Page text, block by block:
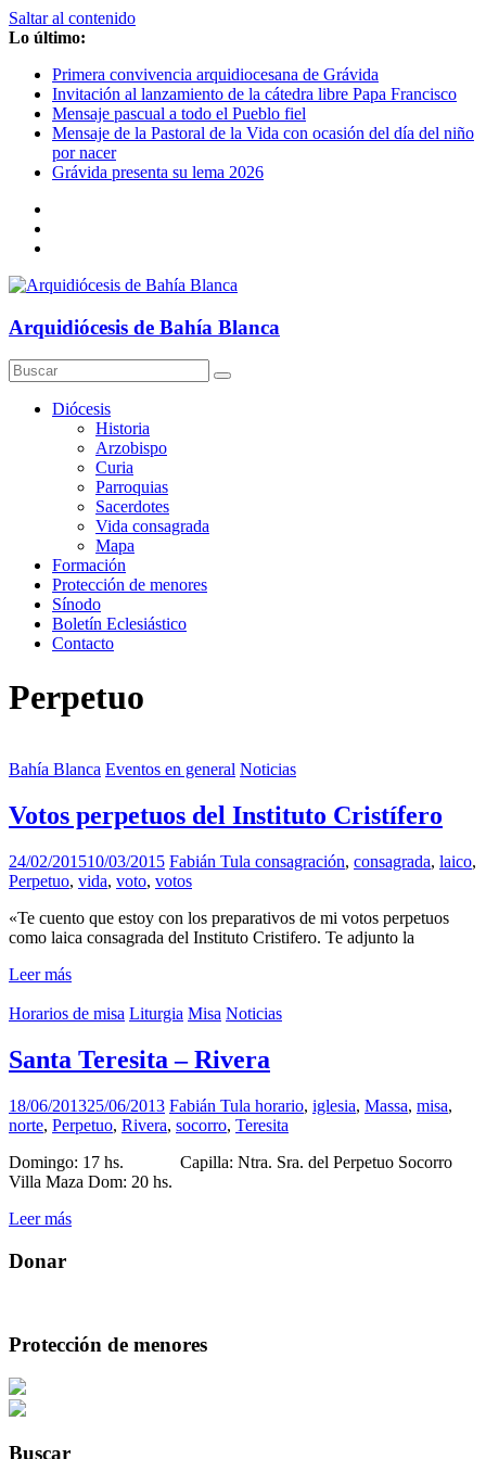
Saltar al contenido
Lo último:
Primera convivencia arquidiocesana de Grávida
Invitación al lanzamiento de la cátedra libre Papa Francisco
Mensaje pascual a todo el Pueblo fiel
Mensaje de la Pastoral de la Vida con ocasión del día del niño
por nacer
Grávida presenta su lema 2026
Arquidiócesis de Bahía Blanca
Diócesis
Historia
Arzobispo
Curia
Parroquias
Sacerdotes
Vida consagrada
Mapa
Formación
Protección de menores
Sínodo
Boletín Eclesiástico
Contacto
Perpetuo
Bahía Blanca Eventos en general Noticias
Votos perpetuos del Instituto Cristífero
24/02/201510/03/2015 Fabián Tula consagración, consagrada, laico,
Perpetuo, vida, voto, votos
«Te cuento que estoy con los preparativos de mi votos perpetuos
como laica consagrada del Instituto Cristifero. Te adjunto la
Leer más
Horarios de misa Liturgia Misa Noticias
Santa Teresita – Rivera
18/06/201325/06/2013 Fabián Tula horario, iglesia, Massa, misa,
norte, Perpetuo, Rivera, socorro, Teresita
Domingo: 17 hs. Capilla: Ntra. Sra. del Perpetuo Socorro
Villa Maza Dom: 20 hs.
Leer más
Donar
Protección de menores
Buscar